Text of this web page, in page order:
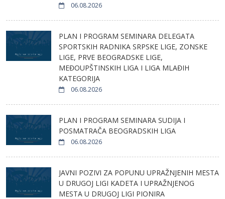
06.08.2026
PLAN I PROGRAM SEMINARA DELEGATA
SPORTSKIH RADNIKA SRPSKE LIGE, ZONSKE
LIGE, PRVE BEOGRADSKE LIGE,
MEĐOUPŠTINSKIH LIGA I LIGA MLAĐIH
KATEGORIJA
06.08.2026
PLAN I PROGRAM SEMINARA SUDIJA I
POSMATRAČA BEOGRADSKIH LIGA
06.08.2026
JAVNI POZIVI ZA POPUNU UPRAŽNJENIH MESTA
U DRUGOJ LIGI KADETA I UPRAŽNJENOG
MESTA U DRUGOJ LIGI PIONIRA